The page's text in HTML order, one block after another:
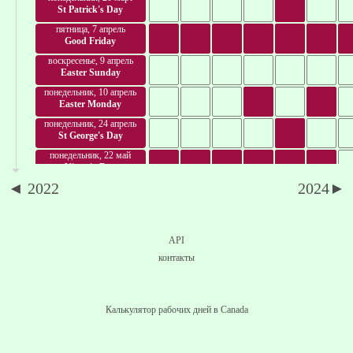
St Patrick's Day
пятница, 7 апрель
Good Friday
воскресенье, 9 апрель
Easter Sunday
понедельник, 10 апрель
Easter Monday
понедельник, 24 апрель
St George's Day
понедельник, 22 май
Victoria Day
понедельник, 3 июль
◄ 2022 2024►
API
контакты
Калькулятор рабочих дней в Canada